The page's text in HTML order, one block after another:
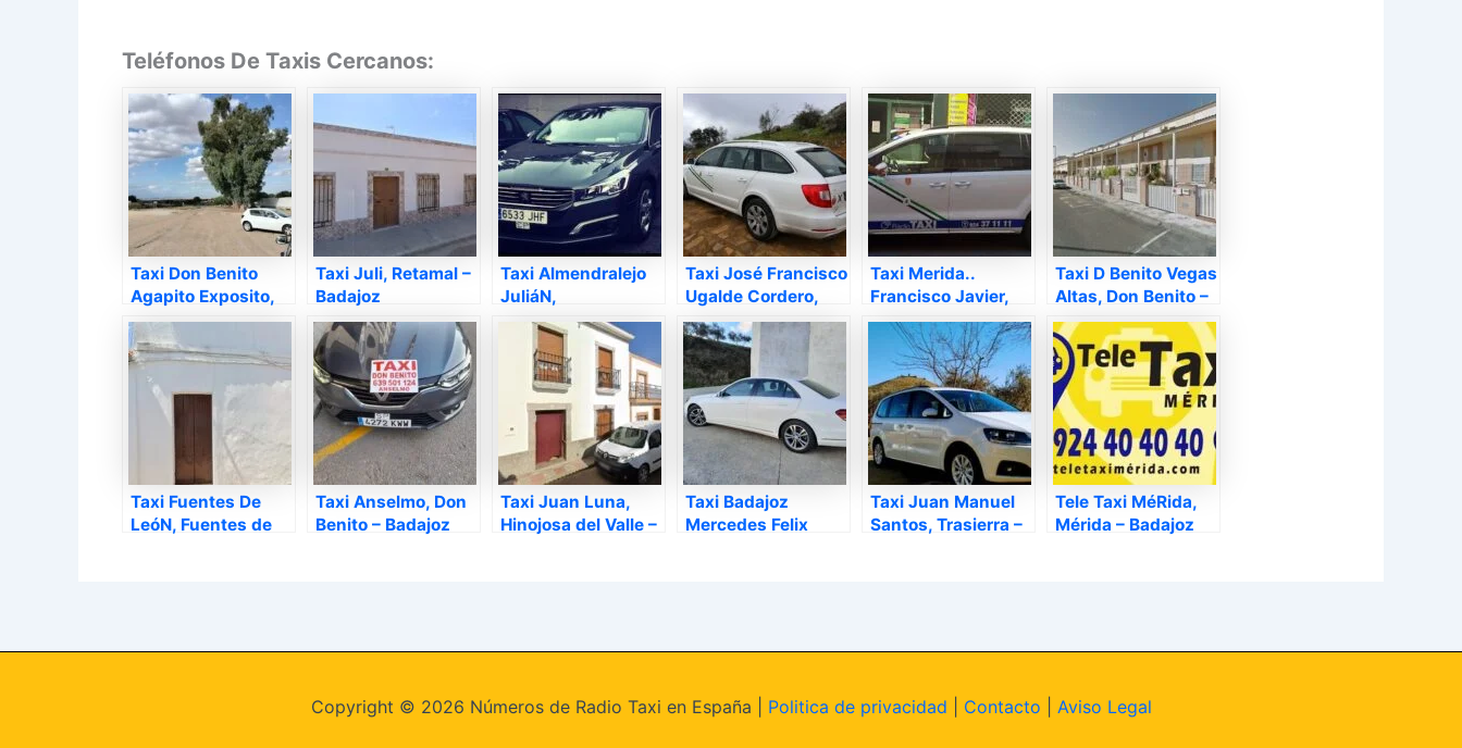
Teléfonos De Taxis Cercanos:
Taxi Don Benito
Agapito Exposito,
Don Benito –
Badajoz
Taxi Juli, Retamal –
Badajoz
Taxi Almendralejo
JuliáN,
Almendralejo –
Badajoz
Taxi José Francisco
Ugalde Cordero,
Mérida – Badajoz
Taxi Merida..
Francisco Javier,
Mérida – Badajoz
Taxi D Benito Vegas
Altas, Don Benito –
Badajoz
Taxi Fuentes De
LeóN, Fuentes de
Taxi Anselmo, Don
Benito – Badajoz
Taxi Juan Luna,
Hinojosa del Valle –
Taxi Badajoz
Mercedes Felix
Taxi Juan Manuel
Santos, Trasierra –
Tele Taxi MéRida,
Mérida – Badajoz
Copyright © 2026 Números de Radio Taxi en España | Politica de privacidad Contacto Aviso Legal